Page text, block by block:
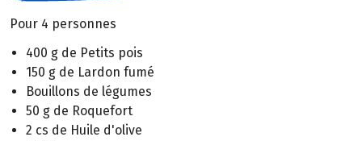
Pour 4 personnes
400 g de Petits pois
150 g de Lardon fumé
Bouillons de légumes
50 g de Roquefort
2 cs de Huile d'olive